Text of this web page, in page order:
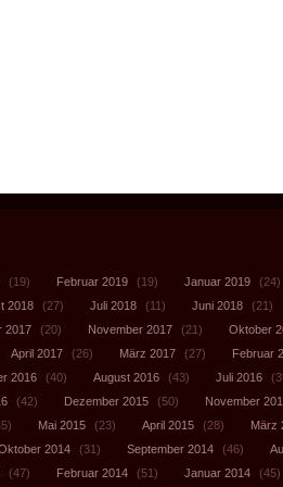
(19) Februar 2019 (19) Januar 2019 (24)
2018 (27) Juli 2018 (11) Juni 2018 (21)
2017 (20) November 2017 (21) Oktober
April 2017 (26) März 2017 (27) Februar
2016 (40) August 2016 (43) Juli 2016
(42) Dezember 2015 (50) November
Mai 2015 (23) April 2015 (28) März
2014 (31) September 2014 (46)
(47) Februar 2014 (51) Januar 2014 (45)